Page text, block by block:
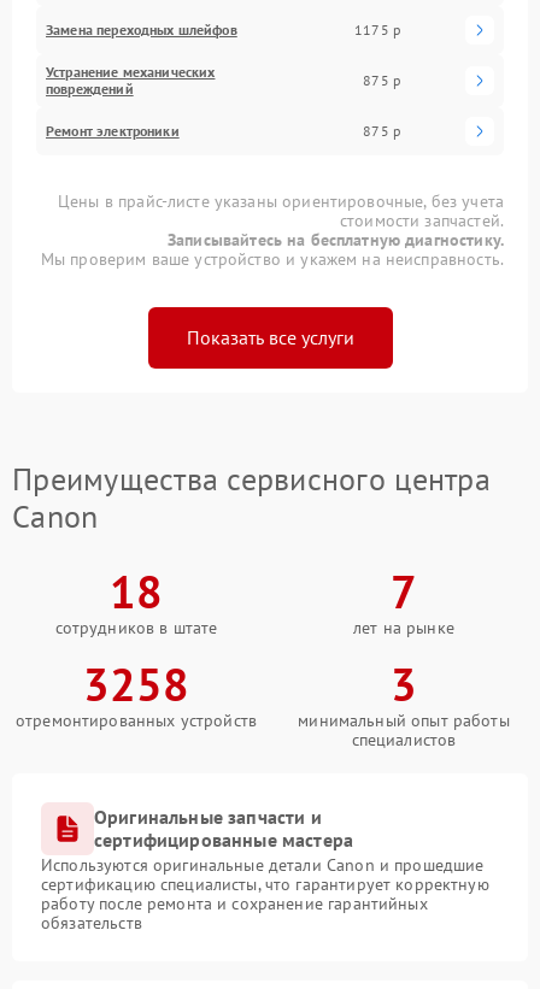
Замена переходных шлейфов 1175 р
Устранение механических
повреждений
875 р
Ремонт электроники 875 р
Цены в прайс-листе указаны ориентировочные, без учета
стоимости запчастей.
Записывайтесь на бесплатную диагностику.
Мы проверим ваше устройство и укажем на неисправность.
Показать все услуги
Преимущества сервисного центра
Canon
18
сотрудников в штате
7
лет на рынке
3258
отремонтированных устройств
3
минимальный опыт работы
специалистов
Оригинальные запчасти и
сертифицированные мастера
Используются оригинальные детали Canon и прошедшие
сертификацию специалисты, что гарантирует корректную
работу после ремонта и сохранение гарантийных
обязательств